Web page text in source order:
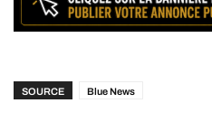
SOURCE Blue News